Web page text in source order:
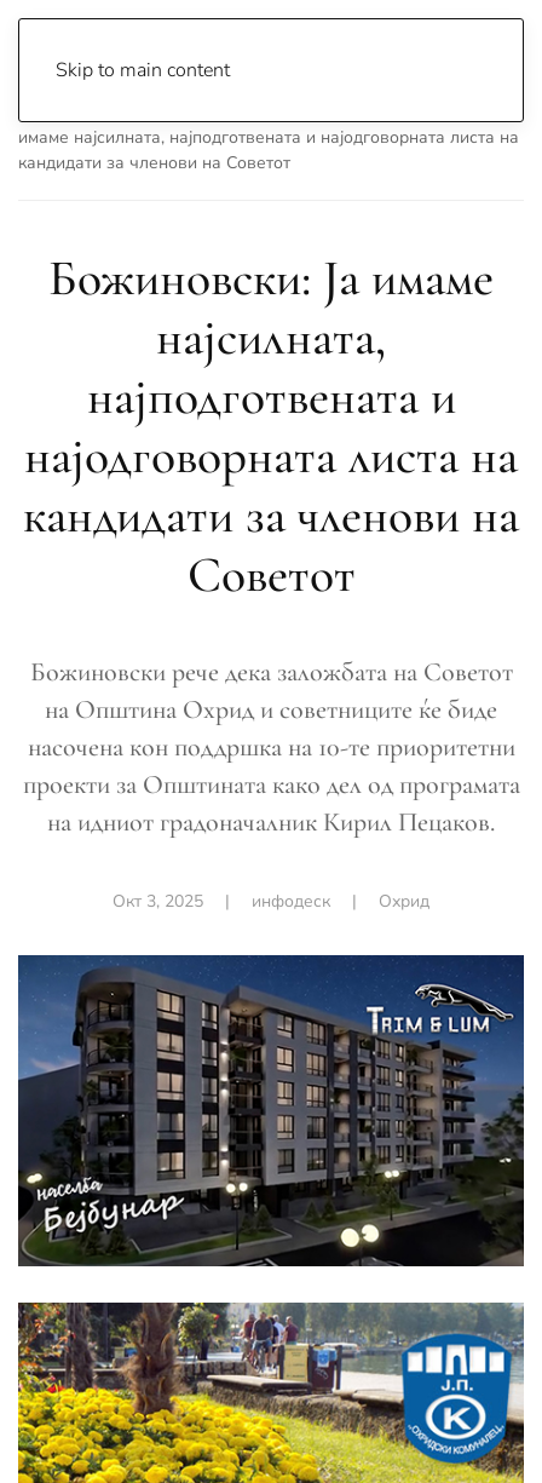
Skip to main content
имаме најсилната, најподготвената и најодговорната листа на
кандидати за членови на Советот
Божиновски: Ја имаме
најсилната,
најподготвената и
најодговорната листа на
кандидати за членови на
Советот
Божиновски рече дека заложбата на Советот
на Општина Охрид и советниците ќе биде
насочена кон поддршка на 10-те приоритетни
проекти за Општината како дел од програмата
на идниот градоначалник Кирил Пецаков.
Окт 3, 2025 | инфодеск | Охрид